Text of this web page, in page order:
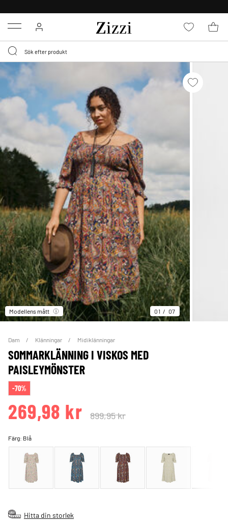
Menu
Modellens mått 01 07
Dam Klänningar Midiklänningar
SOMMARKLÄNNING I VISKOS MED
PAISLEYMÖNSTER
-70%
269,98 kr 899,95 kr
Färg: Blå
Hitta din storlek